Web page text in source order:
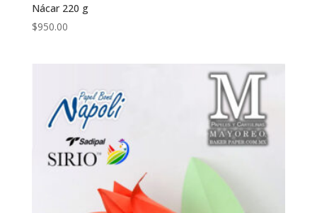
Nácar 220 g
$950.00